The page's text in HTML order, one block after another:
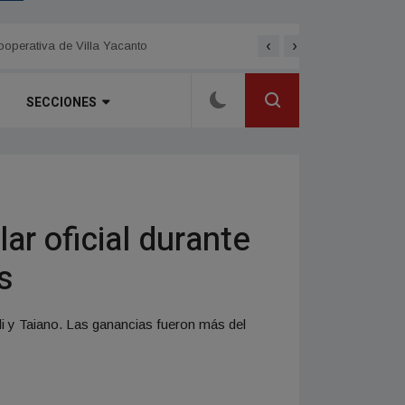
Eraso Elecciones en la
‹ ›
SECCIONES
oficial durante
Taiano. Las ganancias fueron más del